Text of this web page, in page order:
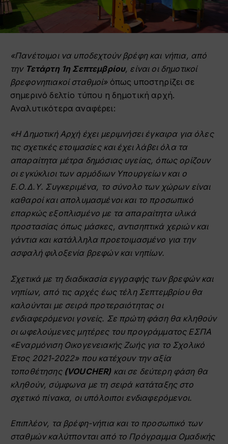
«Πανέτοιμοι να υποδεχτούν βρέφη και νήπια, από
την Τετάρτη 1η Σεπτεμβρίου, είναι οι δημοτικοί
βρεφονηπιακοί σταθμοί»όπως υποστηρίζει σε
σημερινό δελτίο τύπου η δημοτική αρχή.
Αναλυτικότερα αναφέρει:
«Η Δημοτική Αρχή έχει μεριμνήσει έγκαιρα για όλες
τις σχετικές ετοιμασίες και έχει λάβει όλα τα
απαραίτητα μέτρα δημόσιας υγείας, όπως ορίζουν
οι εγκύκλιοι των αρμόδιων Υπουργείων και ο
Ε.Ο.Δ.Υ. Συγκεριμένα, το σύνολο των χώρων είναι
καθαροί και απολυμασμένοι και το προσωπικό
επαρκώς εξοπλισμένο με τα απαραίτητα υλικά
προστασίας όπως μάσκες, αντισηπτικά χεριών και
γάντια και κατάλληλα προετοιμασμένο για την
ασφαλή φιλοξενία βρεφών και νηπίων.
Σχετικά με τη διαδικασία εγγραφής των βρεφών και
νηπίων, από τις αρχές έως τέλη Σεπτεμβρίου θα
καλούνται με σειρά προτεραιότητας οι
ενδιαφερόμενοι γονείς. Σε πρώτη φάση θα κληθούν
οι ωφελούμενες μητέρες του προγράμματος ΕΣΠΑ
«Εναρμόνιση Οικογενειακής Ζωής για το Σχολικό
Έτος 2021-2022» που κατέχουν την αξία
τοποθέτησης (VOUCHER) και σε δεύτερη φάση θα
κληθούν, σύμφωνα με τη σειρά κατάταξης στο
σχετικό πίνακα, οι υπόλοιποι ενδιαφερόμενοι.
Επιπλέον, τα βρέφη-νήπια και το προσωπικό των
σταθμών καλύτπονται από το Πρόγραμμα Ομαδικής